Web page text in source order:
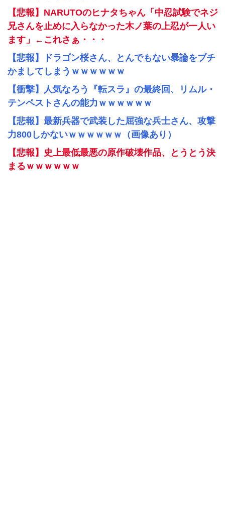
【悲報】NARUTOのヒナタちゃん「中忍試験でネジ
兄さんを止めに入らなかった木ノ葉の上忍が一人い
ます」←これさぁ・・・
【悲報】ドラゴン桜さん、とんでもない暴論をブチ
かましてしまうｗｗｗｗｗｗ
【衝撃】人気なろう『転スラ』の最終回、リムル・
テンペストさんの能力ｗｗｗｗｗｗ
【悲報】最新兵器で武装した屈強な兵士さん、攻撃
力800しかないｗｗｗｗｗｗ（画像あり）
【悲報】史上最低最悪の原作破壊作品、とうとう決
まるｗｗｗｗｗｗ